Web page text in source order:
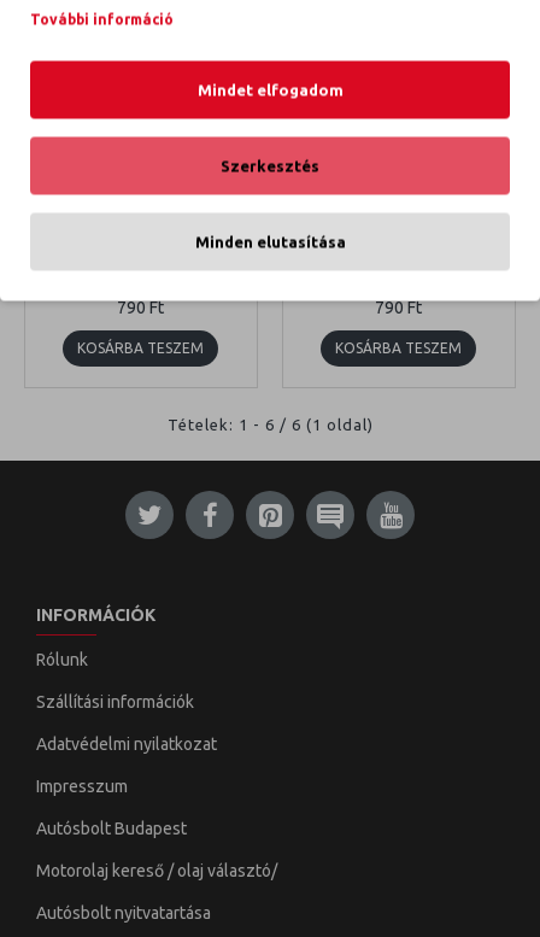
KULCSTARTÓ SPORTÜLÉS
790 Ft
KOSÁRBA TESZEM
KULCSTARTÓ TURBO
790 Ft
KOSÁRBA TESZEM
Tételek: 1 - 6 / 6 (1 oldal)
INFORMÁCIÓK
Rólunk
Szállítási információk
Adatvédelmi nyilatkozat
Impresszum
Autósbolt Budapest
Motorolaj kereső / olaj választó/
Autósbolt nyitvatartása
További információ
Mindet elfogadom
Szerkesztés
Minden elutasítása